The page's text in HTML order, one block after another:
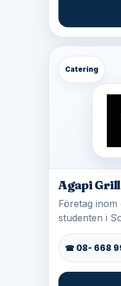
Catering
Agapi
Företag
studenten i
☎ 08- 668